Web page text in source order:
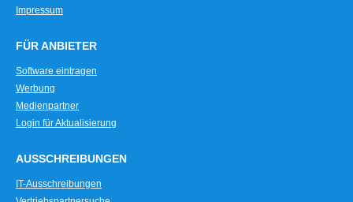
Impressum
FÜR ANBIETER
Software eintragen
Werbung
Medienpartner
Login für Aktualisierung
AUSSCHREIBUNGEN
IT-Ausschreibungen